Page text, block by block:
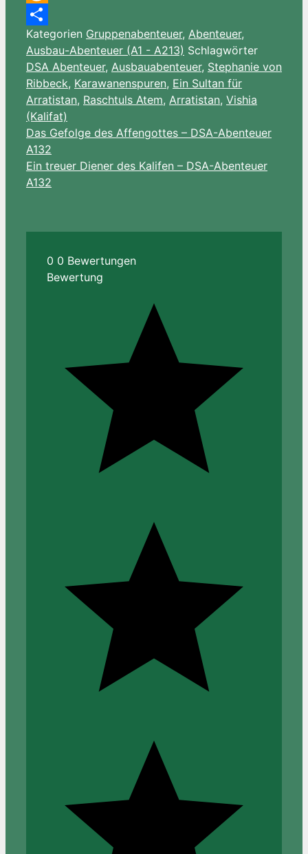
Amazon
Wish
List
Teilen
Kategorien Gruppenabenteuer, Abenteuer,
Ausbau-Abenteuer (A1 - A213) Schlagwörter
DSA Abenteuer, Ausbauabenteuer, Stephanie von
Ribbeck, Karawanenspuren, Ein Sultan für
Arratistan, Raschtuls Atem, Arratistan, Vishia
(Kalifat)
Das Gefolge des Affengottes – DSA-Abenteuer
A132
Ein treuer Diener des Kalifen – DSA-Abenteuer
A132
0 0 Bewertungen
Bewertung